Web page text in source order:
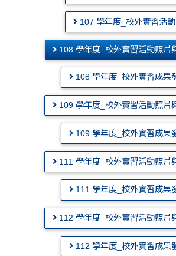
107 學年度_校外實習活動
108 學年度_校外實習活動照片
108 學年度_校外實習成果
109 學年度_校外實習活動照片
109 學年度_校外實習成果
111 學年度_校外實習活動照片
111 學年度_校外實習成果
112 學年度_校外實習活動照片
112 學年度_校外實習成果